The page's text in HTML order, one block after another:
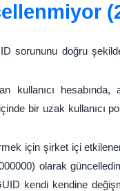
sorununu doğru
kullanıcı
bir uzak kullanıcı
için şirket içi
olarak
kendi kendine